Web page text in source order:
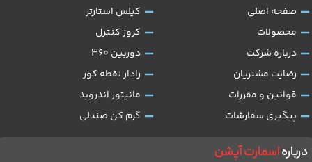
دربارهاسمارت آپشن
صفحه اصلی
محصولات
درباره شرکت
رضایت مشتریان
قوانین و مقررات
پیگیری سفارشات
کیلس استارتر
کروز کنترل
دوربین 360
رادار نقطه کور
مانیتور اندروید
گرم کن صندلی